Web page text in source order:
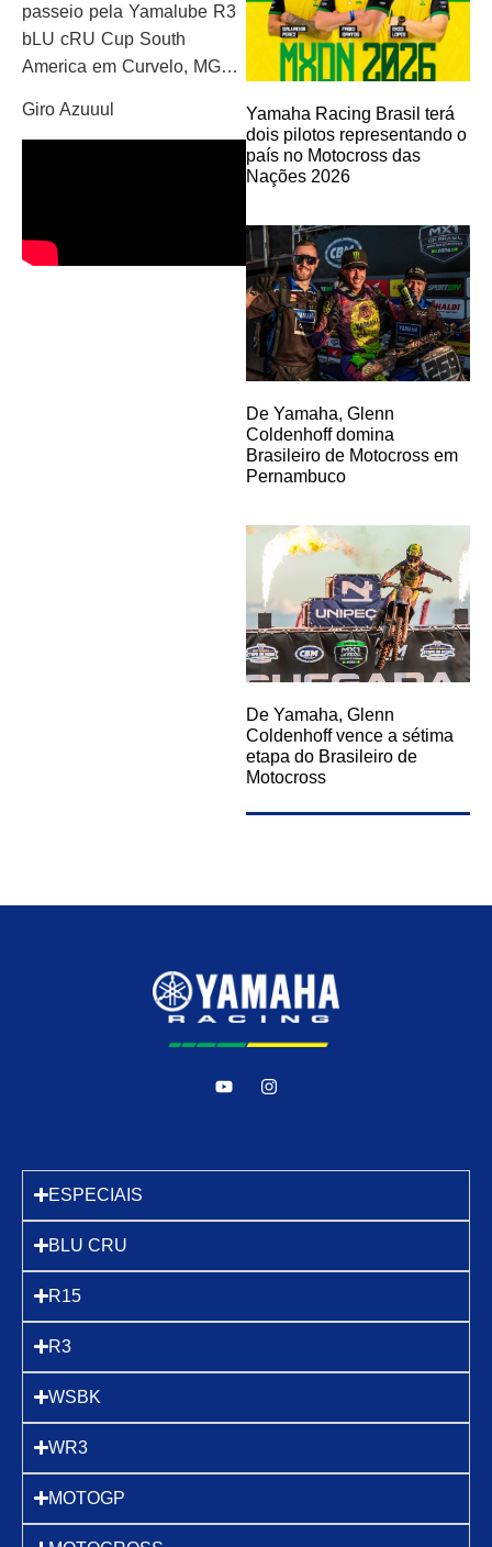
passeio pela Yamalube R3
bLU cRU Cup South
America em Curvelo, MG…
Giro Azuuul
Yamaha Racing Brasil terá
dois pilotos representando o
país no Motocross das
Nações 2026
De Yamaha, Glenn
Coldenhoff domina
Brasileiro de Motocross em
Pernambuco
De Yamaha, Glenn
Coldenhoff vence a sétima
etapa do Brasileiro de
Motocross
ESPECIAIS
BLU CRU
R15
R3
WSBK
WR3
MOTOGP